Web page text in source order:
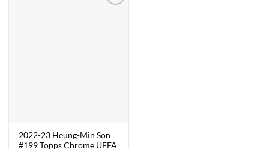
2022-23 Heung-Min Son
#199 Topps Chrome UEFA